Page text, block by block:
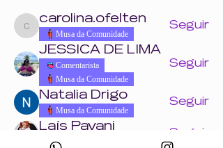
carolina.ofelten
carolina.ofelten
Musa da Comunidade
Seguir
JESSICA DE LIMA
Comentarista
Musa da Comunidade
Seguir
Natalia Drigo
Musa da Comunidade
Seguir
Laís Pavani
Musa da Comunidade
Seguir